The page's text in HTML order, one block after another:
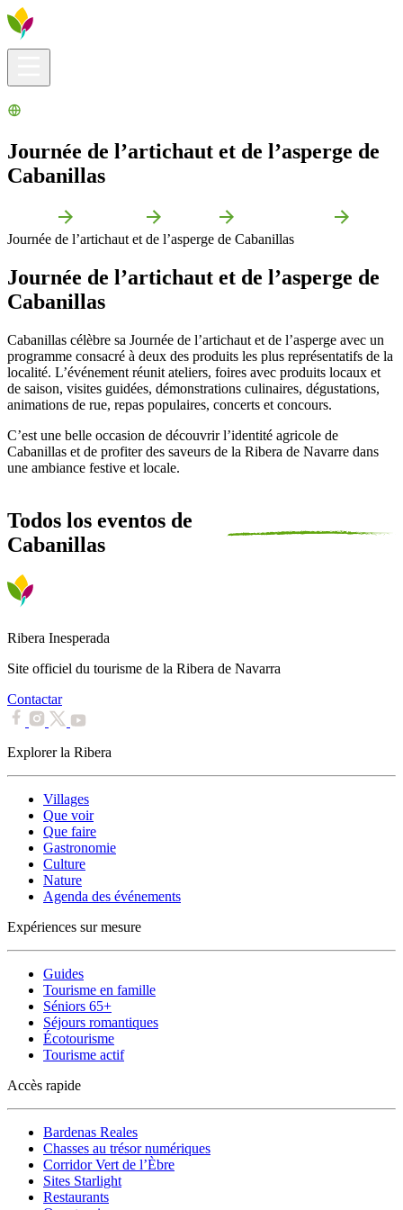
Journée de l’artichaut et de l’asperge de
Cabanillas
Journée de l’artichaut et de l’asperge de Cabanillas
Journée de l’artichaut et de l’asperge de
Cabanillas
Cabanillas célèbre sa Journée de l’artichaut et de l’asperge avec un
programme consacré à deux des produits les plus représentatifs de la
localité. L’événement réunit ateliers, foires avec produits locaux et
de saison, visites guidées, démonstrations culinaires, dégustations,
animations de rue, repas populaires, concerts et concours.
C’est une belle occasion de découvrir l’identité agricole de
Cabanillas et de profiter des saveurs de la Ribera de Navarre dans
une ambiance festive et locale.
Todos los eventos de
Cabanillas
Ribera Inesperada
Site officiel du tourisme de la Ribera de Navarra
Contactar
Explorer la Ribera
Villages
Que voir
Que faire
Gastronomie
Culture
Nature
Agenda des événements
Expériences sur mesure
Guides
Tourisme en famille
Séniors 65+
Séjours romantiques
Écotourisme
Tourisme actif
Accès rapide
Bardenas Reales
Chasses au trésor numériques
Corridor Vert de l’Èbre
Sites Starlight
Restaurants